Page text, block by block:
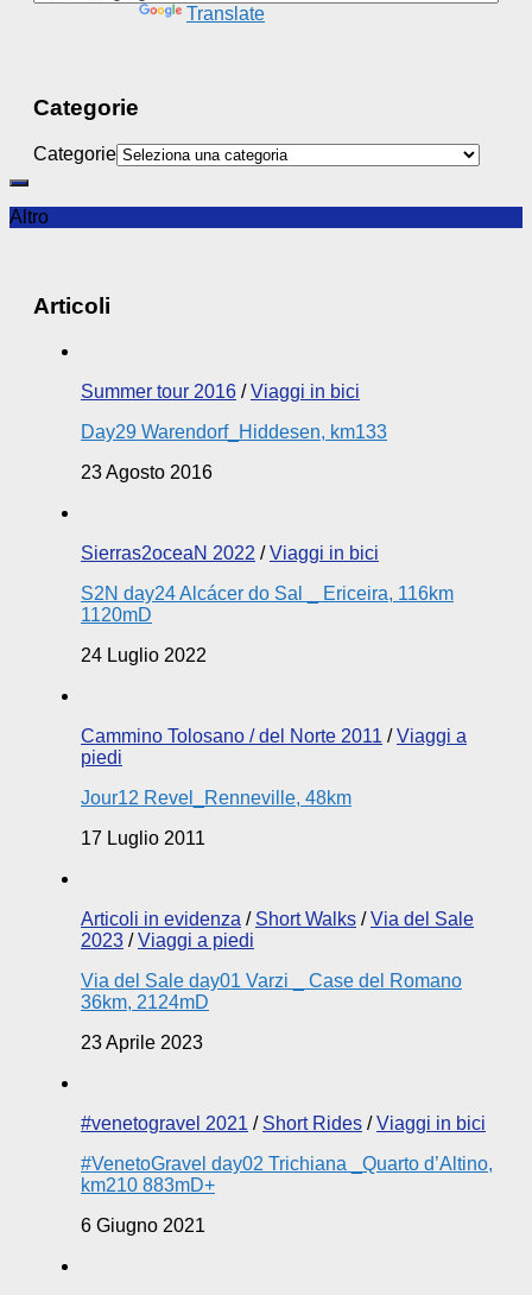
Translate
Categorie
Categorie
Altro
Articoli
Summer tour 2016 /Viaggi in bici
Day29 Warendorf_Hiddesen, km133
23 Agosto 2016
Sierras2oceaN 2022 /Viaggi in bici
S2N day24 Alcácer do Sal _ Ericeira, 116km
1120mD
24 Luglio 2022
Cammino Tolosano / del Norte 2011 /Viaggi a
piedi
Jour12 Revel_Renneville, 48km
17 Luglio 2011
Articoli in evidenza / Short Walks /Via del Sale
2023 /Viaggi a piedi
Via del Sale day01 Varzi _ Case del Romano
36km, 2124mD
23 Aprile 2023
#venetogravel 2021 / Short Rides /Viaggi in bici
#VenetoGravel day02 Trichiana _Quarto d’Altino,
km210 883mD+
6 Giugno 2021